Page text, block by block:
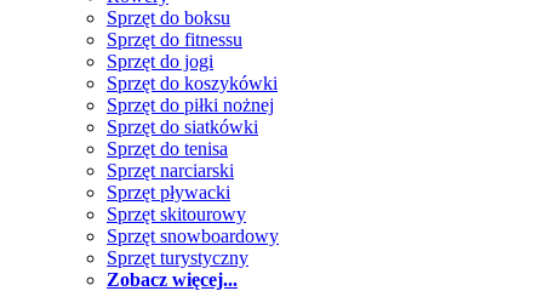
Sprzęt do boksu
Sprzęt do fitnessu
Sprzęt do jogi
Sprzęt do koszykówki
Sprzęt do piłki nożnej
Sprzęt do siatkówki
Sprzęt do tenisa
Sprzęt narciarski
Sprzęt pływacki
Sprzęt skitourowy
Sprzęt snowboardowy
Sprzęt turystyczny
Zobacz więcej...